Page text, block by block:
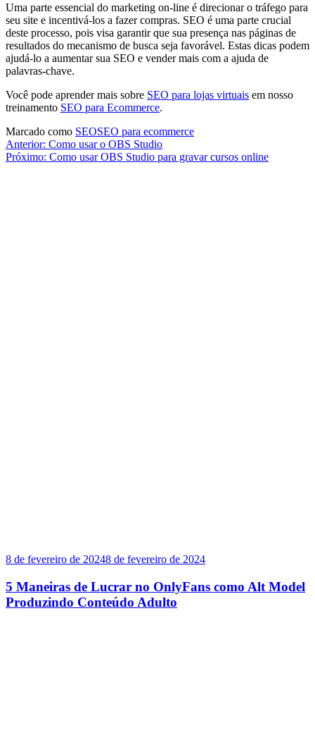
Uma parte essencial do marketing on-line é direcionar o tráfego para
seu site e incentivá-los a fazer compras. SEO é uma parte crucial
deste processo, pois visa garantir que sua presença nas páginas de
resultados do mecanismo de busca seja favorável. Estas dicas podem
ajudá-lo a aumentar sua SEO e vender mais com a ajuda de
palavras-chave.
Você pode aprender mais sobre SEO para lojas virtuais em nosso
treinamento SEO para Ecommerce.
Marcado como SEOSEO para ecommerce
Navegação
de
Anterior: Como usar o OBS Studio
Próximo: Como usar OBS Studio para gravar cursos online
8 de fevereiro de 20248 de fevereiro de 2024
5 Maneiras de Lucrar no OnlyFans como Alt Model
Produzindo Conteúdo Adulto